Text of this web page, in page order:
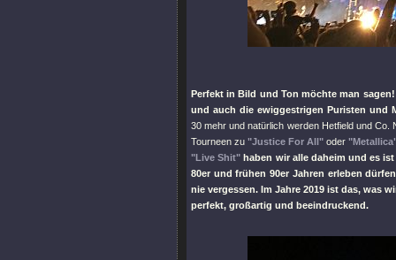
Perfekt in Bild und Ton möchte man
und auch die ewiggestrigen Puristen und
30 mehr und natürlich werden Hetfield und
Tourneen zu "Justice For All" oder
"Live Shit" haben wir alle daheim und es
80er und frühen 90er Jahren erleben
nie vergessen. Im Jahre 2019 ist das, was
perfekt, großartig und beeindruckend.